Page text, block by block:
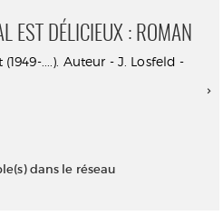
EST DÉLICIEUX : ROMAN
....). Auteur - J. Losfeld -
dans le réseau